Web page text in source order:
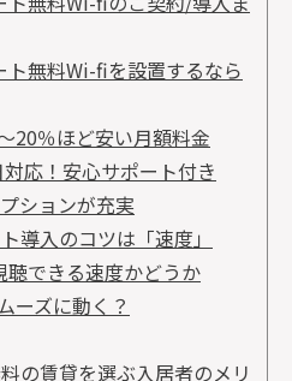
無料Wi-fiを設置するなら
20％ほど安い月額料金
応！安心サポート付き
ションが充実
導入のコツは「速度」
聴できる速度かどうか
ーズに動く？
の賃貸を選ぶ入居者のメリ